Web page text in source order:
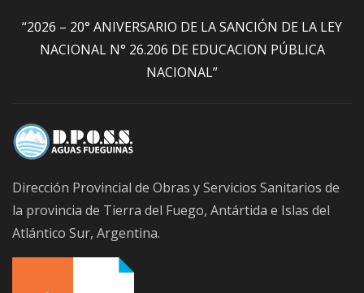
“2026 – 20° ANIVERSARIO DE LA SANCIÓN DE LA LEY
NACIONAL N° 26.206 DE EDUCACION PÚBLICA
NACIONAL”
Dirección Provincial de Obras y Servicios Sanitarios de
la provincia de Tierra del Fuego, Antártida e Islas del
Atlántico Sur, Argentina.